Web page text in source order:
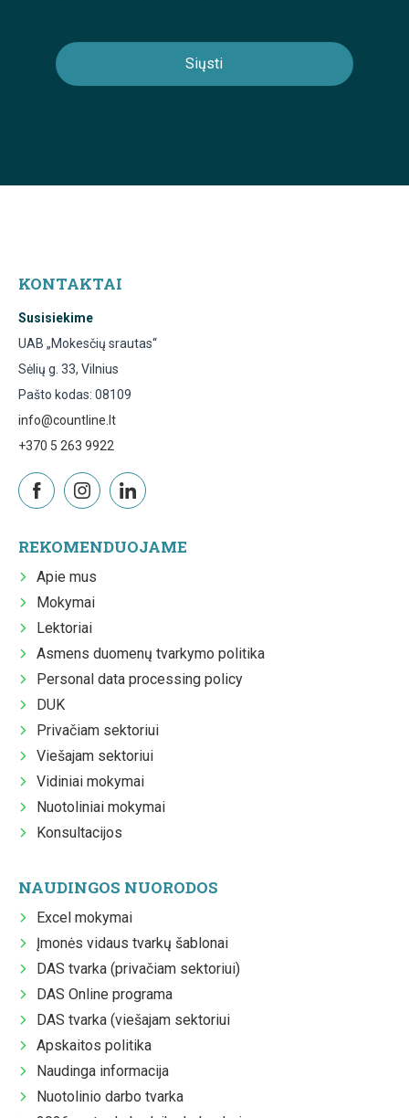
KONTAKTAI
Susisiekime
UAB „Mokesčių srautas“
Sėlių g. 33, Vilnius
Pašto kodas: 08109
info@countline.lt
+370 5 263 9922
REKOMENDUOJAME
Apie mus
Mokymai
Lektoriai
Asmens duomenų tvarkymo politika
Personal data processing policy
DUK
Privačiam sektoriui
Viešajam sektoriui
Vidiniai mokymai
Nuotoliniai mokymai
Konsultacijos
NAUDINGOS NUORODOS
Excel mokymai
Įmonės vidaus tvarkų šablonai
DAS tvarka (privačiam sektoriui)
DAS Online programa
DAS tvarka (viešajam sektoriui
Apskaitos politika
Naudinga informacija
Nuotolinio darbo tvarka